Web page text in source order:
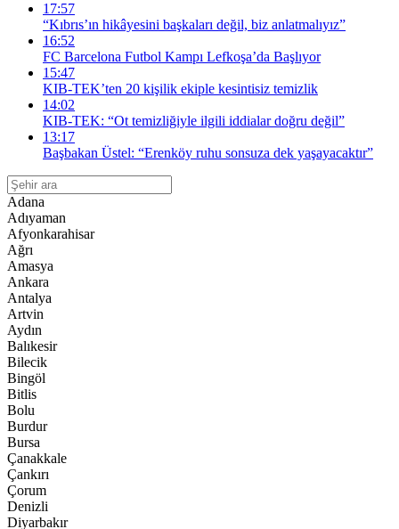
17:57
“Kıbrıs’ın hikâyesini başkaları değil, biz anlatmalıyız”
16:52
FC Barcelona Futbol Kampı Lefkoşa’da Başlıyor
15:47
KIB-TEK’ten 20 kişilik ekiple kesintisiz temizlik
14:02
KIB-TEK: “Ot temizliğiyle ilgili iddialar doğru değil”
13:17
Başbakan Üstel: “Erenköy ruhu sonsuza dek yaşayacaktır”
Adana
Adıyaman
Afyonkarahisar
Ağrı
Amasya
Ankara
Antalya
Artvin
Aydın
Balıkesir
Bilecik
Bingöl
Bitlis
Bolu
Burdur
Bursa
Çanakkale
Çankırı
Çorum
Denizli
Diyarbakır